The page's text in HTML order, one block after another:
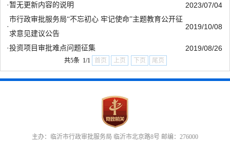
· 暂无更新内容的说明 2023/07/04
·
市行政审批服务局“不忘初心 牢记使命”主题教育公开征
求意见建议公告
2019/10/08
·投资项目审批难点问题征集 2019/08/26
共5条 1/1 首页 上页 下页 尾页
主办：临沂市行政审批服务局 临沂市北京路8号 邮编：276000